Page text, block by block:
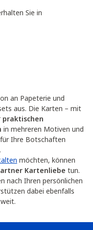
Sie in
an Papeterie und
aus. Die Karten – mit
praktischen
in mehreren Motiven und
Ihre Botschaften
möchten, können
Kartenliebe tun.
nach Ihren persönlichen
dabei ebenfalls